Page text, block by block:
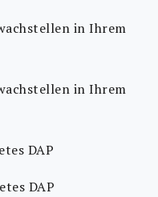
in Ihrem
in Ihrem
DAP
DAP